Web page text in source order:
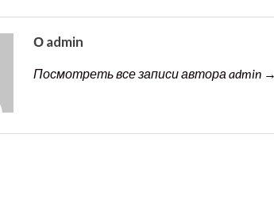
О admin
Посмотреть все записи автора admin →